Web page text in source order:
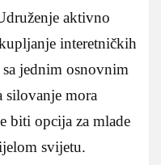
aktivno
interetničkih
jednim osnovnim
silovanje mora
biti opcija za mlade
svijetu.